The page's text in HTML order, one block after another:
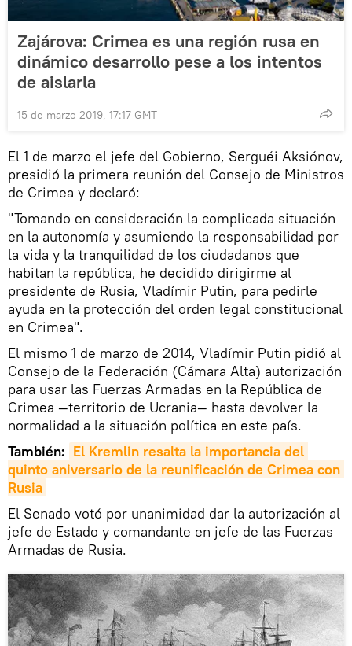
Zajárova: Crimea es una región rusa en
dinámico desarrollo pese a los intentos
de aislarla
15 de marzo 2019, 17:17 GMT
El 1 de marzo el jefe del Gobierno, Serguéi Aksiónov,
presidió la primera reunión del Consejo de Ministros
de Crimea y declaró:
"Tomando en consideración la complicada situación
en la autonomía y asumiendo la responsabilidad por
la vida y la tranquilidad de los ciudadanos que
habitan la república, he decidido dirigirme al
presidente de Rusia, Vladímir Putin, para pedirle
ayuda en la protección del orden legal constitucional
en Crimea".
El mismo 1 de marzo de 2014, Vladímir Putin pidió al
Consejo de la Federación (Cámara Alta) autorización
para usar las Fuerzas Armadas en la República de
Crimea —territorio de Ucrania— hasta devolver la
normalidad a la situación política en este país.
También: El Kremlin resalta la importancia del
quinto aniversario de la reunificación de Crimea con
Rusia
El Senado votó por unanimidad dar la autorización al
jefe de Estado y comandante en jefe de las Fuerzas
Armadas de Rusia.